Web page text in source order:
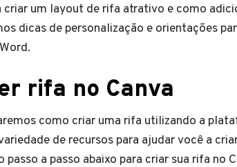
criar um layout de rifa atrativo e como
dicas de personalização e orientações
rifa no Canva
como criar uma rifa utilizando a
de recursos para ajudar você a
passo a passo abaixo para criar sua rifa no